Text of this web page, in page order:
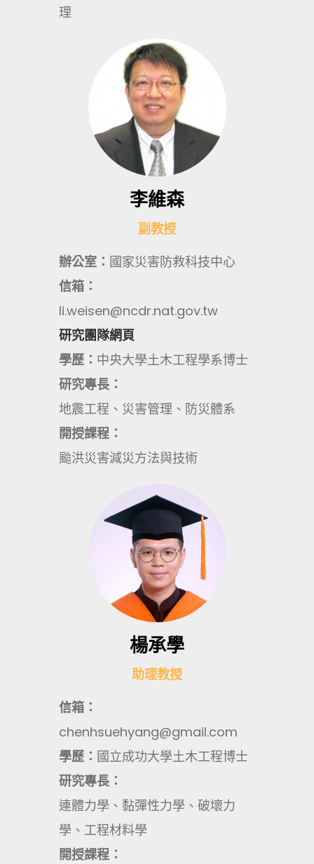
理
李維森
副教授
辦公室： 國家災害防救科技中心
信箱：
li.weisen@ncdr.nat.gov.tw
研究團隊網頁
學歷： 中央大學土木工程學系博士
研究專長：
地震工程、災害管理、防災體系
開授課程：
颱洪災害減災方法與技術
楊承學
助理教授
信箱：
chenhsuehyang@gmail.com
學歷： 國立成功大學土木工程博士
研究專長：
連體力學、黏彈性力學、破壞力
學、工程材料學
開授課程：